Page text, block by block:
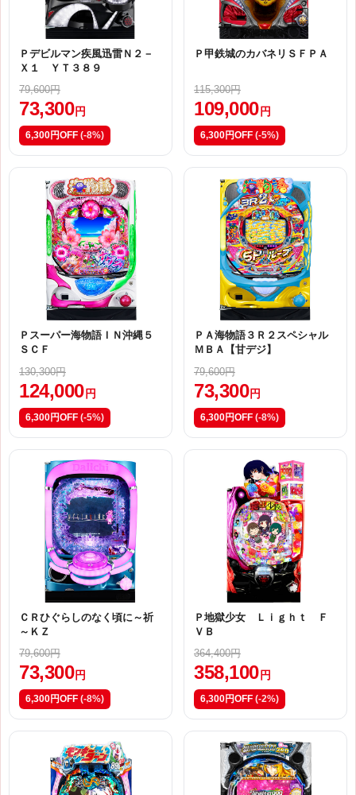
Ｐデビルマン疾風迅雷Ｎ２－
Ｘ１ ＹＴ３８９
79,600円
73,300 円
6,300円OFF (-8%)
Ｐ甲鉄城のカバネリＳＦＰＡ
115,300円
109,000 円
6,300円OFF (-5%)
Ｐスーパー海物語ＩＮ沖縄５
ＳＣＦ
130,300円
124,000 円
6,300円OFF (-5%)
ＰＡ海物語３Ｒ２スペシャル
ＭＢＡ【甘デジ】
79,600円
73,300 円
6,300円OFF (-8%)
ＣＲひぐらしのなく頃に～祈
～ＫＺ
79,600円
73,300 円
6,300円OFF (-8%)
Ｐ地獄少女 Ｌｉｇｈｔ Ｆ
ＶＢ
364,400円
358,100 円
6,300円OFF (-2%)